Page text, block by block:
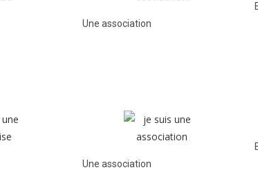
Une association
Une association